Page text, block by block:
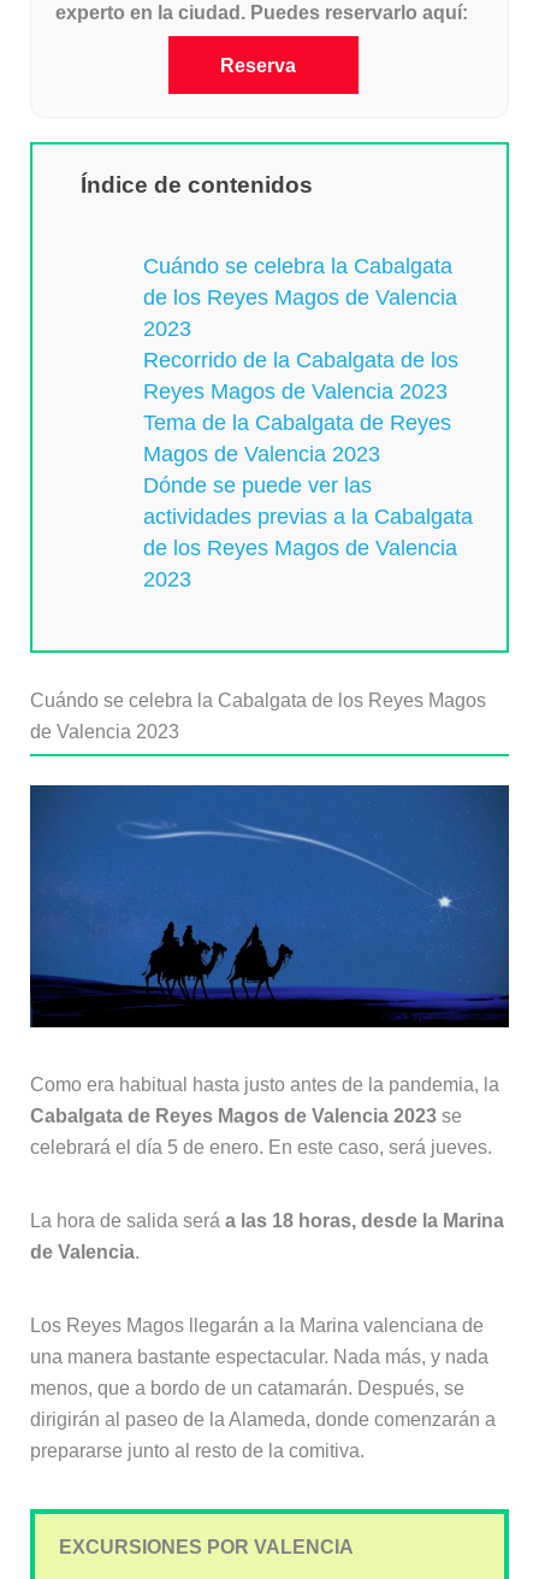
experto en la ciudad. Puedes reservarlo aquí:
Reserva
Índice de contenidos
Cuándo se celebra la Cabalgata
de los Reyes Magos de Valencia
2023
Recorrido de la Cabalgata de los
Reyes Magos de Valencia 2023
Tema de la Cabalgata de Reyes
Magos de Valencia 2023
Dónde se puede ver las
actividades previas a la Cabalgata
de los Reyes Magos de Valencia
2023
Cuándo se celebra la Cabalgata de los Reyes Magos
de Valencia 2023
Como era habitual hasta justo antes de la pandemia, la
Cabalgata de Reyes Magos de Valencia 2023se
celebrará el día 5 de enero. En este caso, será jueves.
La hora de salida será a las 18 horas, desde la Marina
de Valencia.
Los Reyes Magos llegarán a la Marina valenciana de
una manera bastante espectacular. Nada más, y nada
menos, que a bordo de un catamarán. Después, se
dirigirán al paseo de la Alameda, donde comenzarán a
prepararse junto al resto de la comitiva.
EXCURSIONES POR VALENCIA